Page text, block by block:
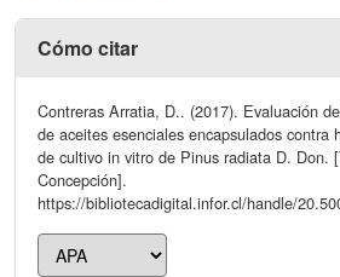
Cómo citar
Contreras Arratia, D.. (2017). Evaluación
de aceites esenciales encapsulados contra
de cultivo in vitro de Pinus radiata D. Don.
Concepción].
https://bibliotecadigital.infor.cl/handle/